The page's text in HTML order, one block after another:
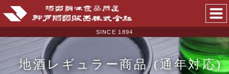
SINCE 1894
SINCE 1894
地酒レギュラー商品 (通年対応)